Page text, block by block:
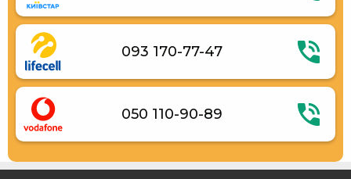
093 170-77-47
050 110-90-89